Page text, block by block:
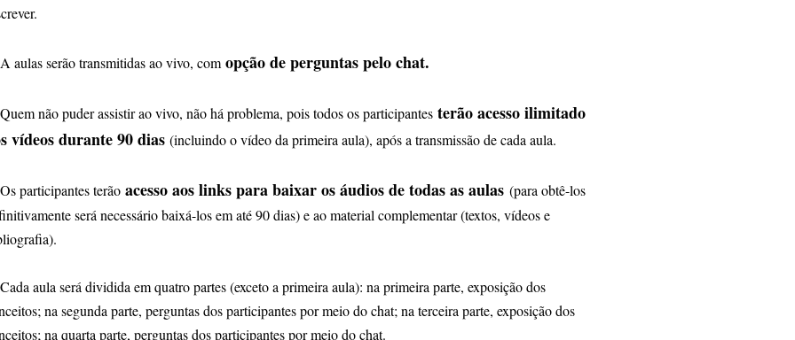
aulas serão transmitidas ao vivo, com opção de perguntas pelo chat.
não puder assistir ao vivo, não há problema, pois todos os participantes terão acesso ilimitado
vídeos durante 90 dias (incluindo o vídeo da primeira aula), após a transmissão de cada aula.
participantes terão acesso aos links para baixar os áudios de todas as aulas (para obtê-los
será necessário baixá-los em até 90 dias) e ao material complementar (textos, vídeos e
aula será dividida em quatro partes (exceto a primeira aula): na primeira parte, exposição dos
na segunda parte, perguntas dos participantes por meio do chat; na terceira parte, exposição dos
na quarta parte, perguntas dos participantes por meio do chat.